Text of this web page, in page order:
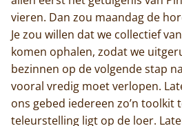
vieren. Dan zou maandag de
Je zou willen dat we collectief
komen ophalen, zodat we
bezinnen op de volgende stap
vooral vredig moet verlopen.
ons gebed iedereen zo’n toolkit
teleurstelling ligt op de loer.